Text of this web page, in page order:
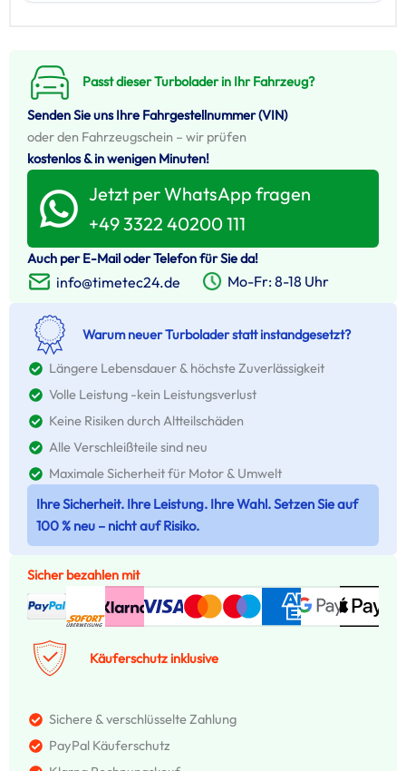
Passt dieser Turbolader in Ihr Fahrzeug?
Senden Sie uns Ihre Fahrgestellnummer (VIN)
oder den Fahrzeugschein – wir prüfen
kostenlos & in wenigen Minuten!
Jetzt per WhatsApp fragen
+49 3322 40200 111
Auch per E-Mail oder Telefon für Sie da!
info@timetec24.de Mo-Fr: 8-18 Uhr
Warum neuer Turbolader statt instandgesetzt?
Längere Lebensdauer & höchste Zuverlässigkeit
Volle Leistung -kein Leistungsverlust
Keine Risiken durch Altteilschäden
Alle Verschleißteile sind neu
Maximale Sicherheit für Motor & Umwelt
Ihre Sicherheit. Ihre Leistung. Ihre Wahl. Setzen Sie auf
100 % neu – nicht auf Risiko.
Sicher bezahlen mit
Käuferschutz inklusive
Sichere & verschlüsselte Zahlung
PayPal Käuferschutz